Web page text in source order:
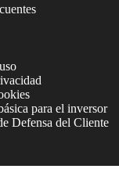
para el inversor
Defensa del Cliente